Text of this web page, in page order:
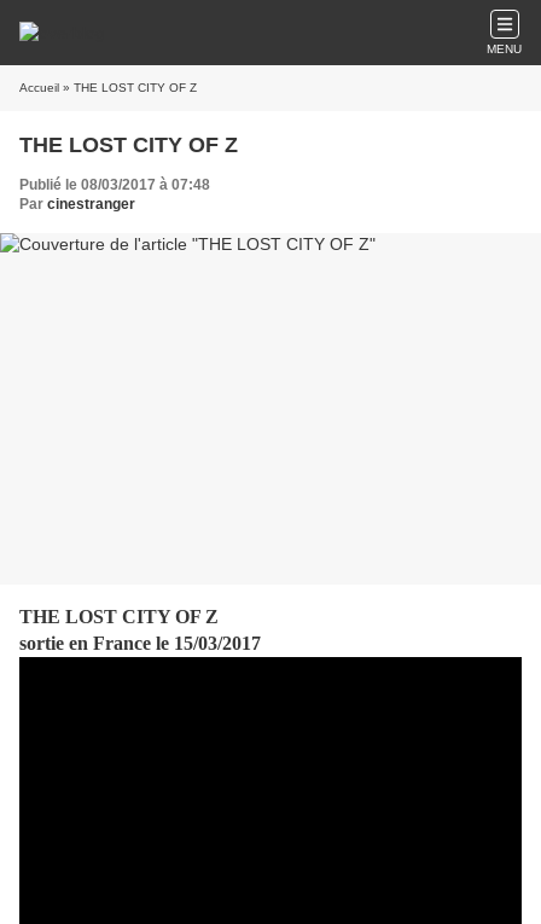
MENU
Accueil » THE LOST CITY OF Z
THE LOST CITY OF Z
Publié le 08/03/2017 à 07:48
Par cinestranger
THE LOST CITY OF Z
sortie en France le 15/03/2017